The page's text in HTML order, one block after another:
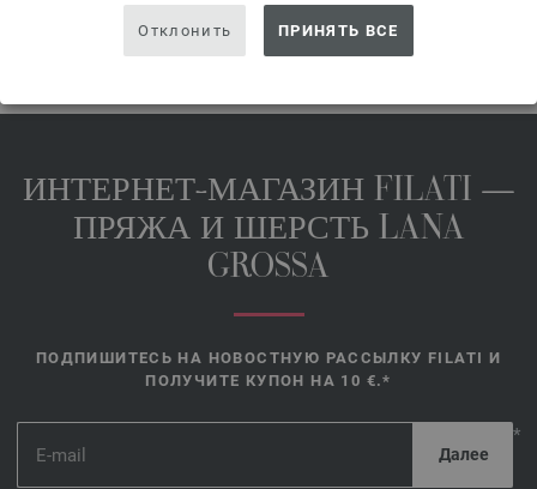
Отклонить ПРИНЯТЬ ВСЕ
ПОДЕЛИТЬСЯ ЭТОЙ СТРАНИЦЕЙ
ИНТЕРНЕТ-МАГАЗИН FILATI —
ПРЯЖА И ШЕРСТЬ LANA
GROSSA
ПОДПИШИТЕСЬ НА НОВОСТНУЮ РАССЫЛКУ FILATI И
ПОЛУЧИТЕ КУПОН НА 10 €.*
*